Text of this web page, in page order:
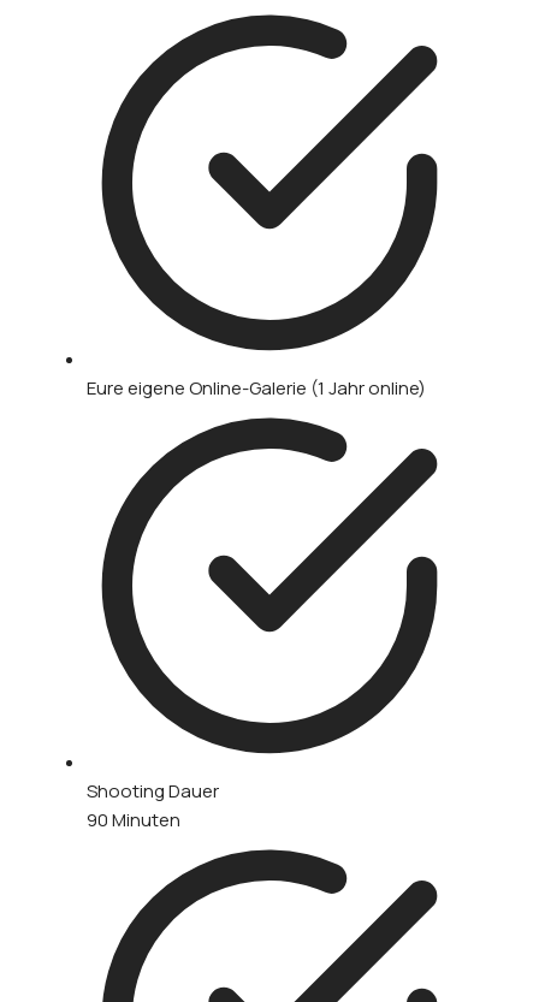
Eure eigene Online-Galerie (1 Jahr online)
Shooting Dauer
90 Minuten